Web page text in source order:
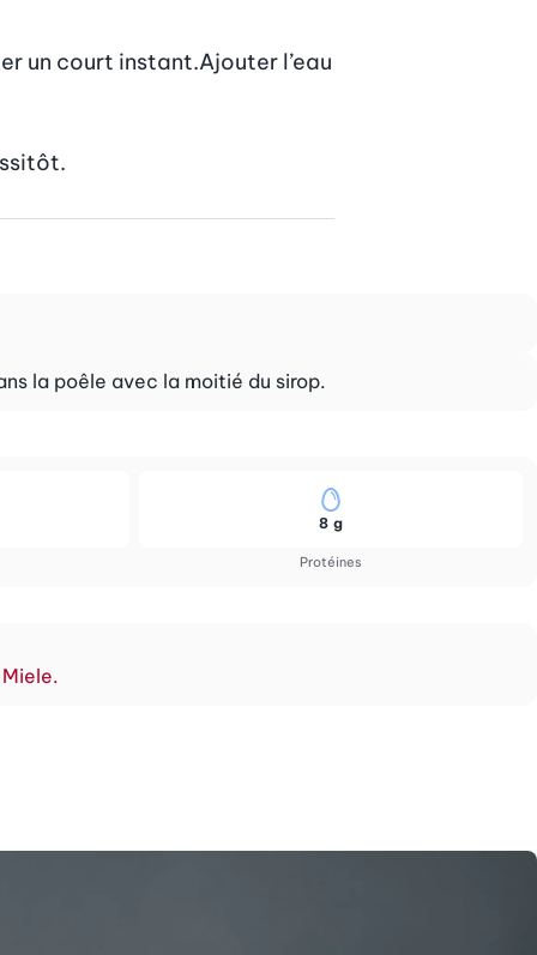
un court instant.Ajouter l’eau
la poêle avec la moitié du sirop.
Protéines
8 g